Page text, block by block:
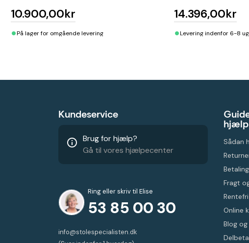
10.900,00kr
•På lager for omgående levering
14.396,00kr
•Levering indenfor 6-8
Kundeservice
info_outline Brug for hjælp?
Gå til vores hjælpecenter
Ring eller skriv til Elise
53 85 00 30
info@stolespecialisten.dk
hjælp
Sådan
Betaling
Fragt
Online
Blog